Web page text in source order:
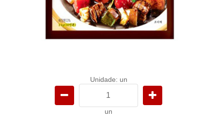
Unidade: un
un